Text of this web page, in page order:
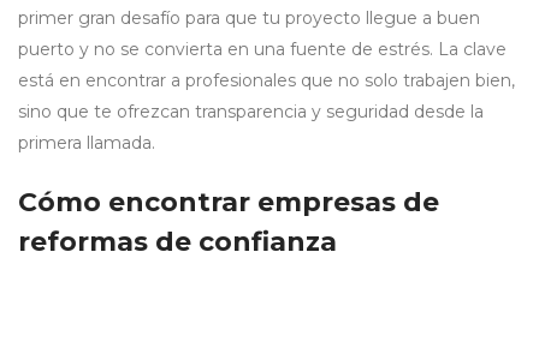
primer gran desafío para que tu proyecto llegue a buen
puerto y no se convierta en una fuente de estrés. La clave
está en encontrar a profesionales que no solo trabajen bien,
sino que te ofrezcan transparencia y seguridad desde la
primera llamada.
Cómo encontrar empresas de
reformas de confianza